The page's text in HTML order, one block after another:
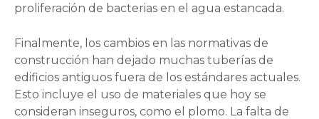
proliferación de bacterias en el agua estancada.
Finalmente, los cambios en las normativas de
construcción han dejado muchas tuberías de
edificios antiguos fuera de los estándares actuales.
Esto incluye el uso de materiales que hoy se
consideran inseguros, como el plomo. La falta de